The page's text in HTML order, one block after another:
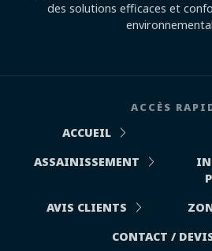
des solutions efficaces et
ACCÈS
ACCUEIL
ASSAINISSEMENT
AVIS CLIENTS
CONTACT /